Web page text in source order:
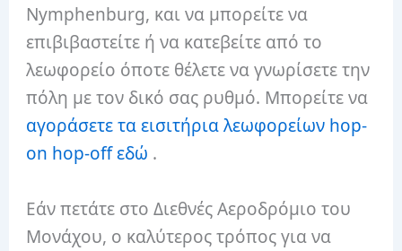
Nymphenburg, και να μπορείτε να
επιβιβαστείτε ή να κατεβείτε από το
λεωφορείο όποτε θέλετε να γνωρίσετε την
πόλη με τον δικό σας ρυθμό. Μπορείτε να
αγοράσετε τα εισιτήρια λεωφορείων hop-
on hop-off εδώ .
Εάν πετάτε στο Διεθνές Αεροδρόμιο του
Μονάχου, ο καλύτερος τρόπος για να